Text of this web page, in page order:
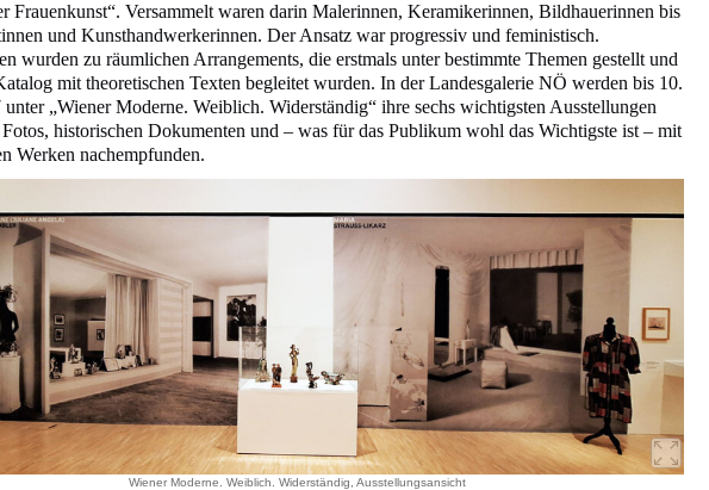
Frauenkunst“. Versammelt waren darin Malerinnen, Keramikerinnen, Bildhauerinnen bis
und Kunsthandwerkerinnen. Der Ansatz war progressiv und feministisch.
wurden zu räumlichen Arrangements, die erstmals unter bestimmte Themen gestellt und
mit theoretischen Texten begleitet wurden. In der Landesgalerie NÖ werden bis 10.
unter „Wiener Moderne. Weiblich. Widerständig“ ihre sechs wichtigsten Ausstellungen
historischen Dokumenten und – was für das Publikum wohl das Wichtigste ist – mit
Werken nachempfunden.
Wiener Moderne. Weiblich. Widerständig, Ausstellungsansicht